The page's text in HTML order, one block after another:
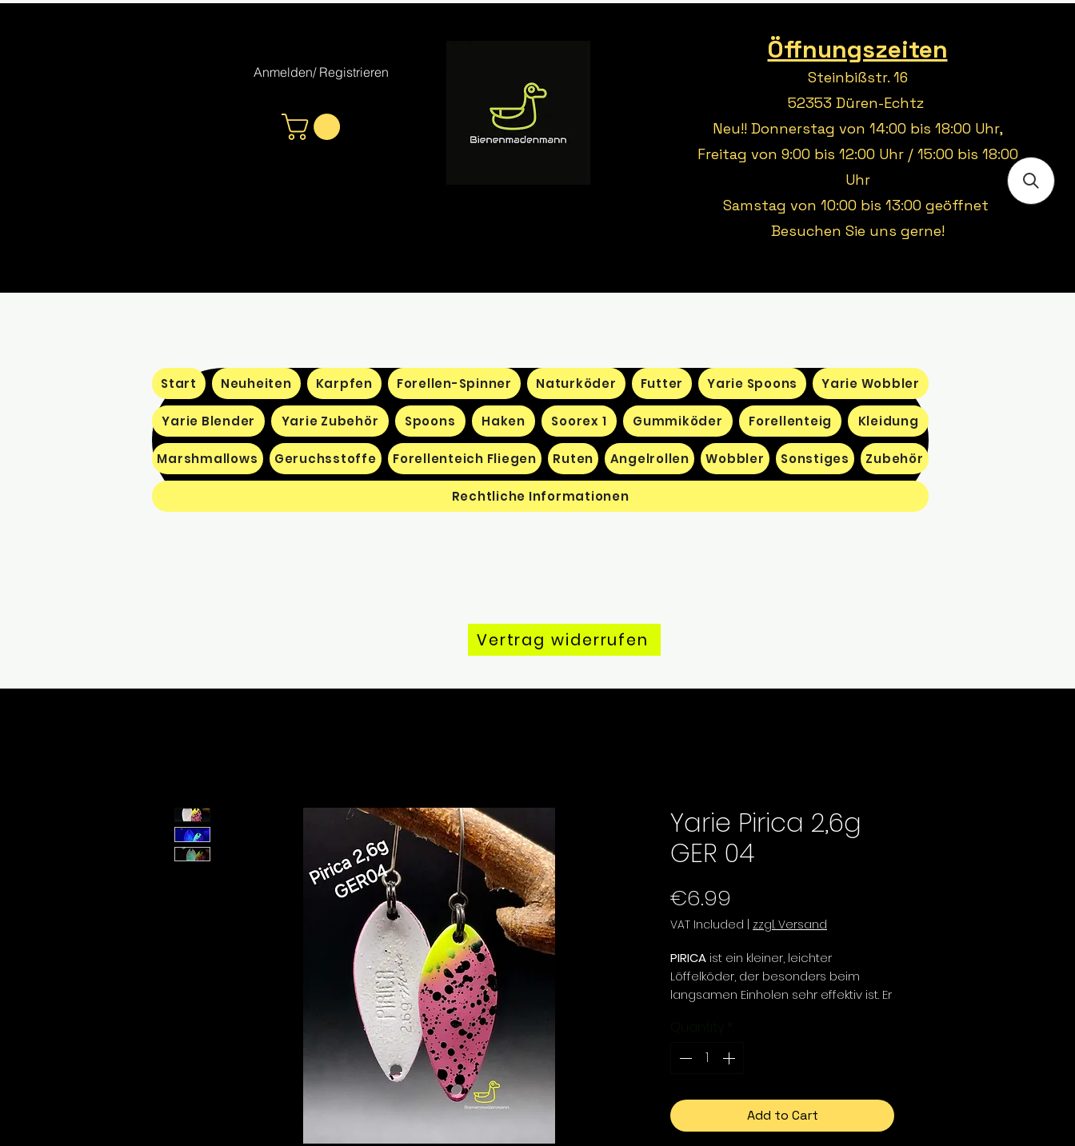
Anmelden/ Registrieren
Öffnungszeiten
Steinbißstr. 16
52353 Düren-Echtz
Neu!! Donnerstag von 14:00 bis 18:00 Uhr,
Freitag von 9:00 bis 12:00 Uhr / 15:00 bis 18:00
Uhr
Samstag von 10:00 bis 13:00 geöffnet
Besuchen Sie uns gerne!
Start Neuheiten Karpfen Forellen-Spinner Naturköder Futter Yarie Spoons Yarie Wobbler
Yarie Blender Yarie Zubehör Spoons Haken Soorex 1 Gummiköder Forellenteig Kleidung
Marshmallows Geruchsstoffe Forellenteich Fliegen Ruten Angelrollen Wobbler Sonstiges Zubehör
Rechtliche Informationen
Vertrag widerrufen
Yarie Pirica 2,6g
GER 04
€6.99
VAT Included zzgl. Versand
PIRICA ist ein kleiner, leichter
Löffelköder, der besonders beim
langsamen Einholen sehr effektiv ist. Er
ideal für das Fischen in Bächen und
Flüssen, auch gegen die Strömung
Schwimmverhaltens haben Angler
volle Kontrolle über die Köderführung
Add to Cart